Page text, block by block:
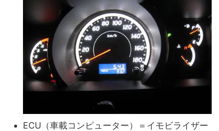
ECU（車載コンピューター）＝イモビライザー